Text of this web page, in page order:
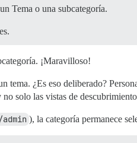
Tema o una subcategoría.
¡Maravilloso!
tema. ¿Es eso deliberado?
solo las vistas de
/admin ), la categoría permanece